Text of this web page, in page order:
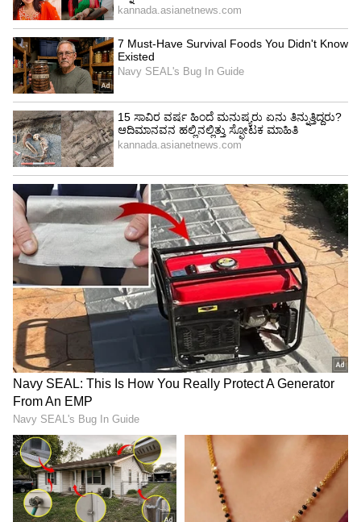
Image Credit :Asianet News
ಸಿದ್ದರಾಮಯ್ಯ ಅವರಿಗೆ ಧನ್ಯವಾದ
ನೂತನ ನಾಯಕನಾಗಿ ಆಯ್ಕೆಯಾದ ನಂತರ ಡಿ.ಕೆ.
ಶಿವಕುಮಾರ್ ಅವರು ಸಿದ್ದರಾಮಯ್ಯ ಅವರ ಆಡಳಿತ ಮತ್ತು
ನಾಯಕತ್ವವನ್ನು ಶ್ಲಾಘಿಸಿ ಧನ್ಯವಾದ ನಿರ್ಣಯ ಮಂಡಿಸಿದರು.
ಇದನ್ನು ಎಲ್ಲಾ ಶಾಸಕರು ತುಂಬು ಹೃದಯದಿಂದ
ಅನುಮೋದಿಸಿದರು.
8
Image Credit :Asianet News
ಸಿದ್ದರಾಮಯ್ಯ ಅವರ ಸೇವೆಗೆ ಗೌರವಪೂರ್ವಕ ವಿದಾಯ
ಮುಖ್ಯಮಂತ್ರಿ ಸ್ಥಾನದಿಂದ ಪದತ್ಯಾಗ ಮಾಡಿದ
ಸಿದ್ದರಾಮಯ್ಯ ಅವರಿಗೆ ಕಾಂಗ್ರೆಸ್ ಶಾಸಕಾಂಗ ಪಕ್ಷವು